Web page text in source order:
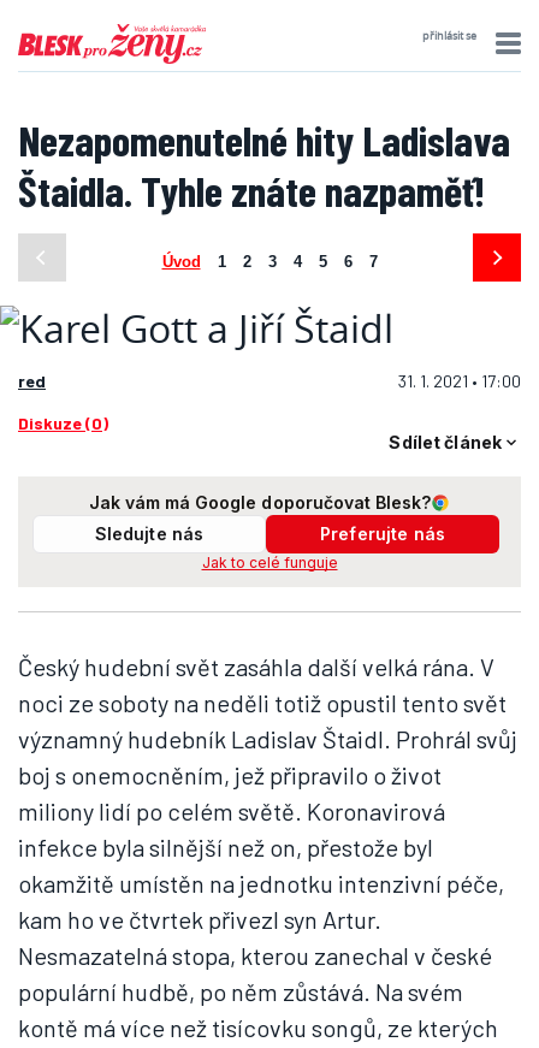
přihlásit se
Nezapomenutelné hity Ladislava
Štaidla. Tyhle znáte nazpaměť!
Úvod 1 2 3 4 5 6 7
red 31. 1. 2021 • 17:00
Diskuze (0)
Sdílet článek
Jak vám má Google doporučovat Blesk?
Sledujte nás
Preferujte nás
Jak to celé funguje
Český hudební svět zasáhla další velká rána. V
noci ze soboty na neděli totiž opustil tento svět
významný hudebník Ladislav Štaidl. Prohrál svůj
boj s onemocněním, jež připravilo o život
miliony lidí po celém světě. Koronavirová
infekce byla silnější než on, přestože byl
okamžitě umístěn na jednotku intenzivní péče,
kam ho ve čtvrtek přivezl syn Artur.
Nesmazatelná stopa, kterou zanechal v české
populární hudbě, po něm zůstává. Na svém
kontě má více než tisícovku songů, ze kterých